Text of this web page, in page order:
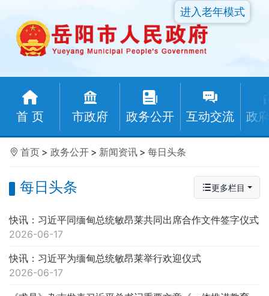
首 页 市政府 政务公开 互动交流 政
进入老年模式
首页 > 政务公开 > 新闻资讯 > 每日头条
每日头条 更多栏目
快讯：习近平同缅甸总统敏昂莱共同出席合作文件签字仪式
2026-06-17
快讯：习近平为缅甸总统敏昂莱举行欢迎仪式
2026-06-17